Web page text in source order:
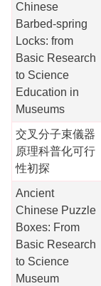
Chinese
Barbed-spring
Locks: from
Basic Research
to Science
Education in
Museums
交叉分子束儀器
原理科普化可行
性初探
Ancient
Chinese Puzzle
Boxes: From
Basic Research
to Science
Museum